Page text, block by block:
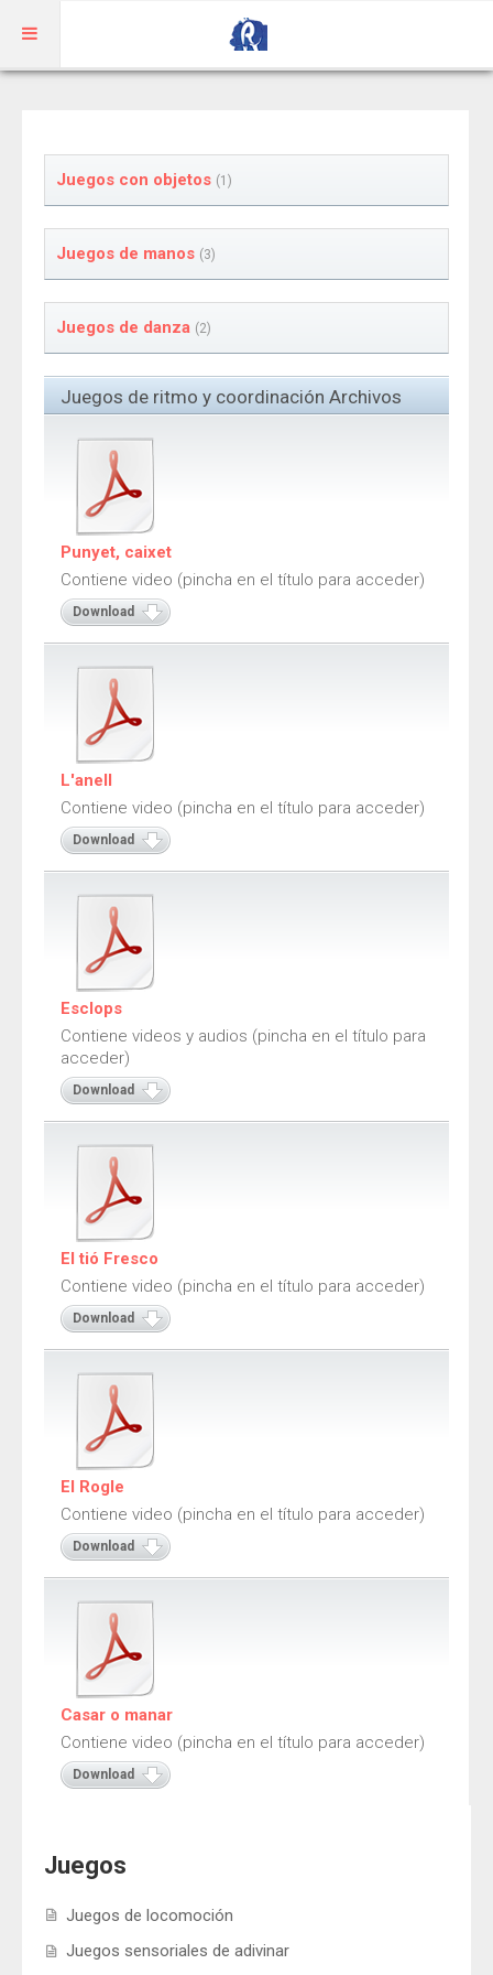
Adivinanzas
Cuentos
Vocabulario
BENASQUÉS
Adivinanzas
Cuentos
Trabalenguas
Vocabulario
Catalán
Adivinanzas
Cuentos
Trabalenguas
Vocabulario
Juegos
Juegos de locomoción
Juegos sensoriales de adivinar
Juegos de velocidad y reacción
Juegos de ritmo y coordinación
Juegos de destreza y resistencia
Juegos de echar suertes
Juegos de numeración
Juegos de imaginación
Juegos de pistas verbales
Juegos de relación
Documentos
Juegos con objetos (1)
Juegos de manos (3)
Juegos de danza (2)
Juegos de ritmo y coordinación Archivos
Punyet, caixet
Contiene video (pincha en el título para acceder)
Download
L'anell
Contiene video (pincha en el título para acceder)
Download
Esclops
Contiene videos y audios (pincha en el título para
acceder)
Download
El tió Fresco
Contiene video (pincha en el título para acceder)
Download
El Rogle
Contiene video (pincha en el título para acceder)
Download
Casar o manar
Contiene video (pincha en el título para acceder)
Download
Juegos
Juegos de locomoción
Juegos sensoriales de adivinar